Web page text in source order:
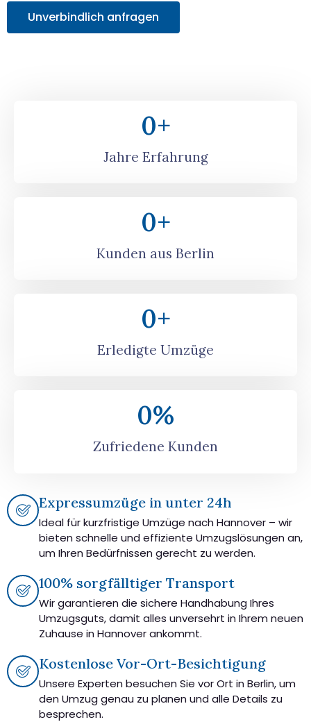
Unverbindlich anfragen
Jahre Erfahrung
0+
Kunden aus Berlin
0+
Erledigte Umzüge
0+
Zufriedene Kunden
0%
Expressumzüge in unter 24h
Ideal für kurzfristige Umzüge nach Hannover – wir
bieten schnelle und effiziente Umzugslösungen an,
um Ihren Bedürfnissen gerecht zu werden.
100% sorgfälltiger Transport
Wir garantieren die sichere Handhabung Ihres
Umzugsguts, damit alles unversehrt in Ihrem neuen
Zuhause in Hannover ankommt.
Kostenlose Vor-Ort-Besichtigung
Unsere Experten besuchen Sie vor Ort in Berlin, um
den Umzug genau zu planen und alle Details zu
besprechen.